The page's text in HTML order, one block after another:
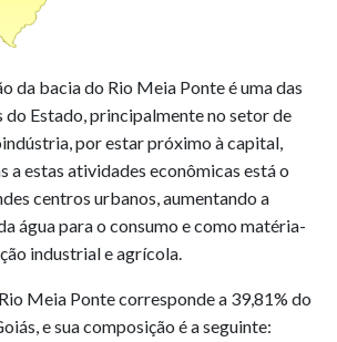
da bacia do Rio Meia Ponte é uma das
do Estado, principalmente no setor de
por estar próximo à capital,
a estas atividades econômicas está o
centros urbanos, aumentando a
água para o consumo e como matéria-
industrial e agrícola.
Meia Ponte corresponde a 39,81% do
e sua composição é a seguinte: